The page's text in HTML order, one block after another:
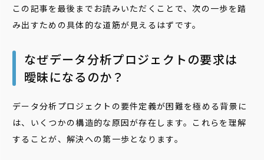
この記事を最後までお読みいただくことで、次の一歩を踏
み出すための具体的な道筋が見えるはずです。
なぜデータ分析プロジェクトの要求は
曖昧になるのか？
データ分析プロジェクトの要件定義が困難を極める背景に
は、いくつかの構造的な原因が存在します。これらを理解
することが、解決への第一歩となります。